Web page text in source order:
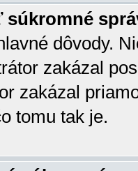
súkromné
dôvody.
zakázal
zakázal
tomu tak je.